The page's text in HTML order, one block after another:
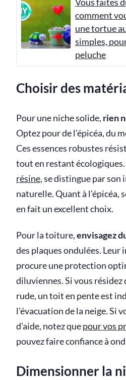
Vous faites
comment
une tortue
simples,
peluche
Choisir des
Pour une niche solide, rien
Optez pour de l’épicéa, du
Ces essences robustes
tout en restant écologiques.
résine, se distingue par
naturelle. Quant à l’épicéa,
en fait un excellent choix.
Pour la toiture,envisagez
des plaques ondulées.
procure une protection
diluviennes. Si vous résidez
rude, un toit en pente est
l’évacuation de la neige. Si
d’aide, notez quepour vos
pouvez faire confiance à
Dimensionner la